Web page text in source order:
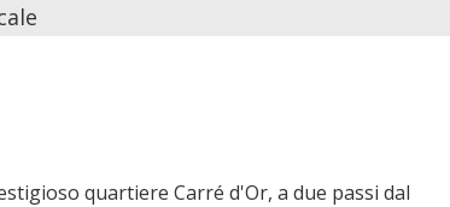
quartiere Carré d'Or, a due passi dal